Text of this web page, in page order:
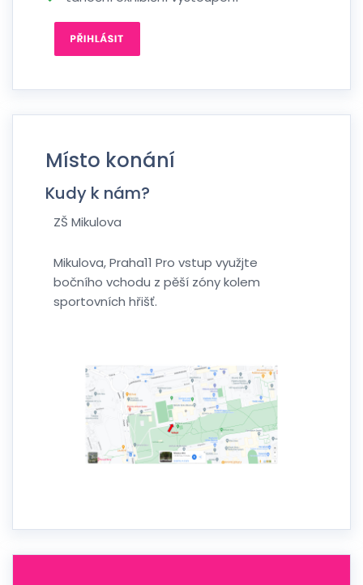
Místo konání
Kudy k nám?
ZŠ Mikulova
Mikulova, Praha11 Pro vstup využjte
bočního vchodu z pěší zóny kolem
sportovních hřišť.